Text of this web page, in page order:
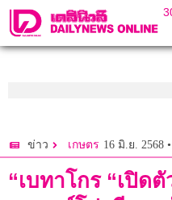
ข่าว เกษตร 16 มิ.ย. 2568
“เบทาโกร “เปิด